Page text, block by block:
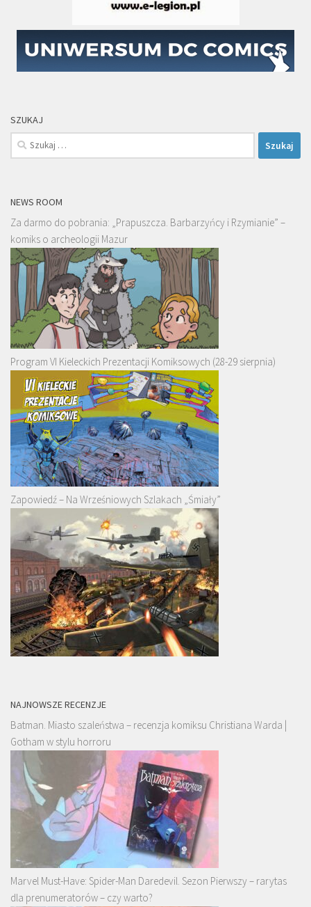
SZUKAJ
Szukaj:
NEWS ROOM
Za darmo do pobrania: „Prapuszcza. Barbarzyńcy i Rzymianie” –
komiks o archeologii Mazur
Program VI Kieleckich Prezentacji Komiksowych (28-29 sierpnia)
Zapowiedź – Na Wrześniowych Szlakach „Śmiały”
NAJNOWSZE RECENZJE
Batman. Miasto szaleństwa – recenzja komiksu Christiana Warda |
Gotham w stylu horroru
Marvel Must-Have: Spider-Man Daredevil. Sezon Pierwszy – rarytas
dla prenumeratorów – czy warto?